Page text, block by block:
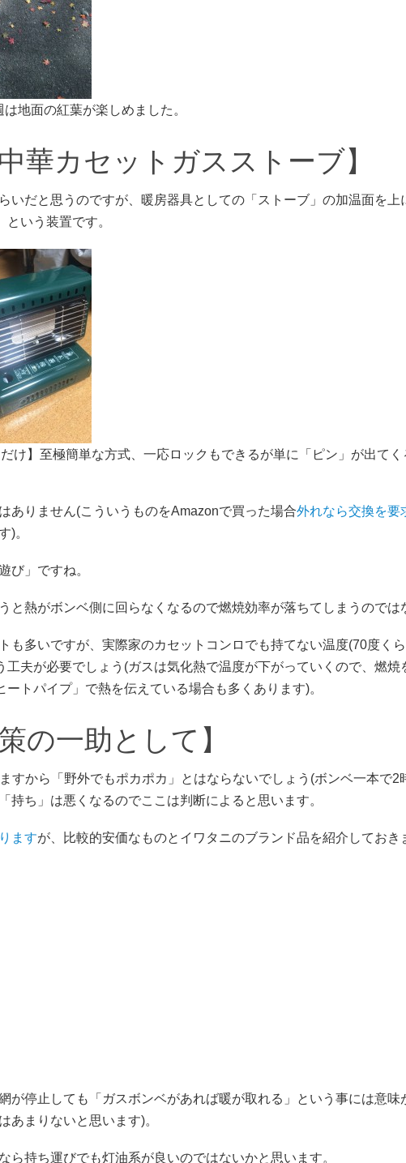
地面の紅葉が楽しめました。
華カセットガスストーブ】
いだと思うのですが、暖房器具としての「ストーブ」の加温面を上
いう装置です。
け】至極簡単な方式、一応ロックもできるが単に「ピン」が出て
ありません(こういうものをAmazonで買った場合外れなら交換を要
)。
び」ですね。
と熱がボンベ側に回らなくなるので燃焼効率が落ちてしまうのでは
も多いですが、実際家のカセットコンロでも持てない温度(70度く
工夫が必要でしょう(ガスは気化熱で温度が下がっていくので、燃焼
トパイプ」で熱を伝えている場合も多くあります)。
の一助として】
すから「野外でもポカポカ」とはならないでしょう(ボンベ一本で2
持ち」は悪くなるのでここは判断によると思います。
ますが、比較的安価なものとイワタニのブランド品を紹介しておき
が停止しても「ガスボンベがあれば暖が取れる」という事には意味
あまりないと思います)。
ら持ち運びでも灯油系が良いのではないかと思います。